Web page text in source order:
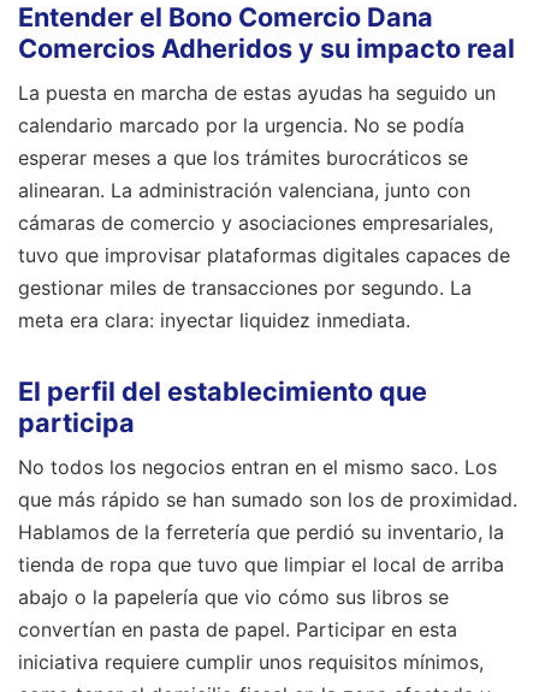
Entender el Bono Comercio Dana
Comercios Adheridos y su impacto real
La puesta en marcha de estas ayudas ha seguido un
calendario marcado por la urgencia. No se podía
esperar meses a que los trámites burocráticos se
alinearan. La administración valenciana, junto con
cámaras de comercio y asociaciones empresariales,
tuvo que improvisar plataformas digitales capaces de
gestionar miles de transacciones por segundo. La
meta era clara: inyectar liquidez inmediata.
El perfil del establecimiento que
participa
No todos los negocios entran en el mismo saco. Los
que más rápido se han sumado son los de proximidad.
Hablamos de la ferretería que perdió su inventario, la
tienda de ropa que tuvo que limpiar el local de arriba
abajo o la papelería que vio cómo sus libros se
convertían en pasta de papel. Participar en esta
iniciativa requiere cumplir unos requisitos mínimos,